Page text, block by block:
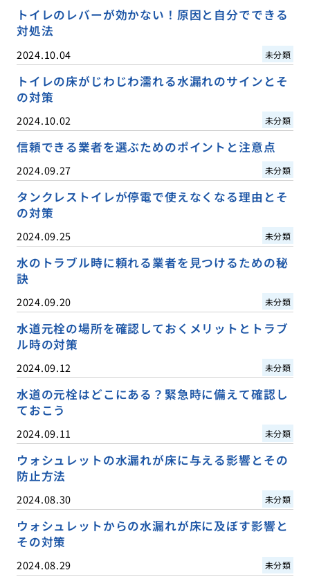
トイレのレバーが効かない！原因と自分でできる
対処法
2024.10.04 未分類
トイレの床がじわじわ濡れる水漏れのサインとそ
の対策
2024.10.02 未分類
信頼できる業者を選ぶためのポイントと注意点
2024.09.27 未分類
タンクレストイレが停電で使えなくなる理由とそ
の対策
2024.09.25 未分類
水のトラブル時に頼れる業者を見つけるための秘
訣
2024.09.20 未分類
水道元栓の場所を確認しておくメリットとトラブ
ル時の対策
2024.09.12 未分類
水道の元栓はどこにある？緊急時に備えて確認し
ておこう
2024.09.11 未分類
ウォシュレットの水漏れが床に与える影響とその
防止方法
2024.08.30 未分類
ウォシュレットからの水漏れが床に及ぼす影響と
その対策
2024.08.29 未分類